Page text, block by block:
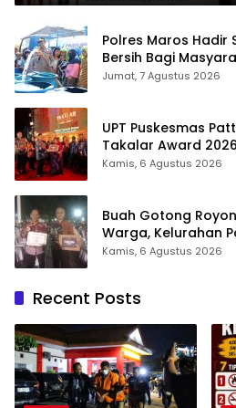
Polres Maros Hadir
Bersih Bagi
Air Bersih Di Maros
Jumat, 7 Agustus 2026
UPT Puskesmas
Takalar Award
Hadirkan
Kamis, 6 Agustus 2026
Buah Gotong
Warga, Kelurahan
Takalar Award 2026
Kamis, 6 Agustus 2026
Recent Posts